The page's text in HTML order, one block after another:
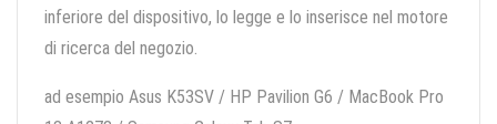
inferiore del dispositivo, lo legge e lo inserisce nel motore
di ricerca del negozio.
ad esempio Asus K53SV / HP Pavilion G6 / MacBook Pro